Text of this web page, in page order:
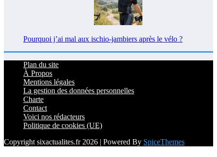
Pourquoi j’ai mal aux ischio-jambiers après le vélo ?
Plan du site
À Propos
Mentions légales
La gestion des données personnelles
Charte
Contact
Voici nos rédacteurs
Politique de cookies (UE)
Copyright sixactualites.fr 2026 | Powered By SpiceThemes